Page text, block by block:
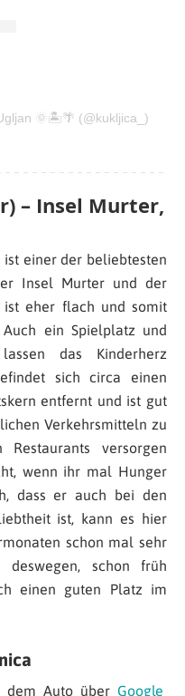
🌞🏝🌴 (@kukljica_)
– Insel Murter,
ist einer der beliebtesten
Insel Murter und der
ist eher flach und somit
ein Spielplatz und
das Kinderherz
sich circa einen
entfernt und ist gut
Verkehrsmitteln zu
Restaurants versorgen
wenn ihr mal Hunger
dass er auch bei den
ist, kann es hier
schon mal sehr
schon früh
einen guten Platz im
Auto über Google